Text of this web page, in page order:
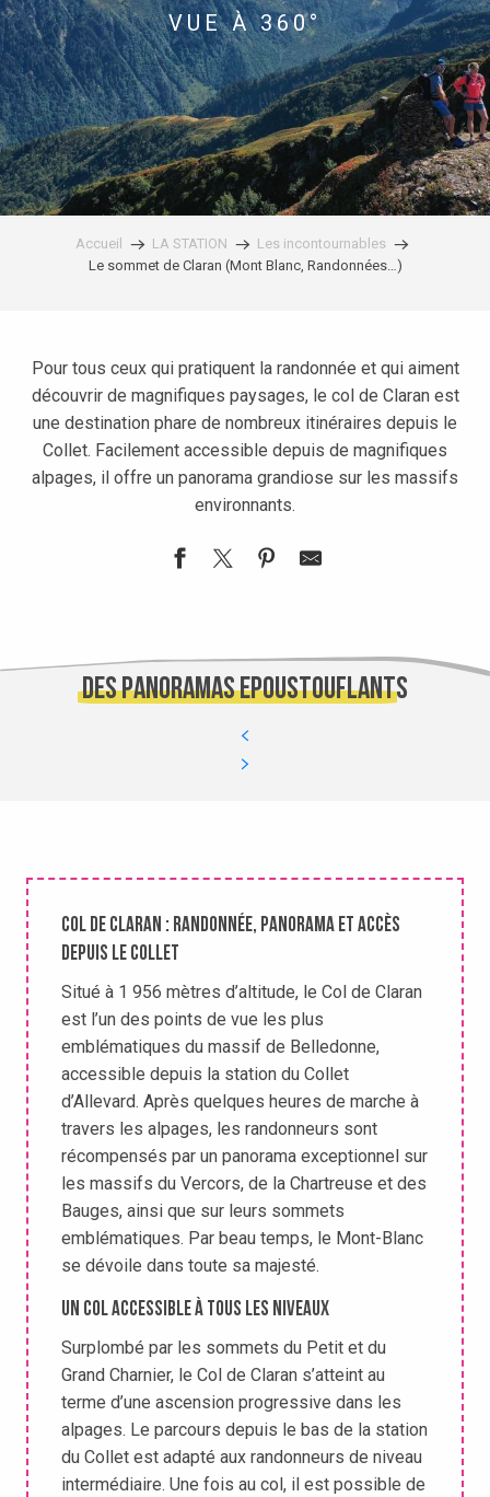
VUE À 360°
Accueil LA STATION
Les incontournables
Le sommet de Claran (Mont Blanc, Randonnées…)
Pour tous ceux qui pratiquent la randonnée et qui aiment
découvrir de magnifiques paysages, le col de Claran est
une destination phare de nombreux itinéraires depuis le
Collet. Facilement accessible depuis de magnifiques
alpages, il offre un panorama grandiose sur les massifs
environnants.
Des panoramas époustouflants
Col de Claran : randonnée, panorama et accès
depuis Le Collet
Situé à 1 956 mètres d’altitude, le Col de Claran
est l’un des points de vue les plus
emblématiques du massif de Belledonne,
accessible depuis la station du Collet
d’Allevard. Après quelques heures de marche à
travers les alpages, les randonneurs sont
récompensés par un panorama exceptionnel sur
les massifs du Vercors, de la Chartreuse et des
Bauges, ainsi que sur leurs sommets
emblématiques. Par beau temps, le Mont-Blanc
se dévoile dans toute sa majesté.
Un col accessible à tous les niveaux
Surplombé par les sommets du Petit et du
Grand Charnier, le Col de Claran s’atteint au
terme d’une ascension progressive dans les
alpages. Le parcours depuis le bas de la station
du Collet est adapté aux randonneurs de niveau
intermédiaire. Une fois au col, il est possible de